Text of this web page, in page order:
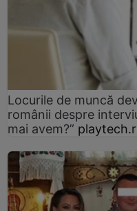
Locurile de muncă
românii despre
mai avem?”